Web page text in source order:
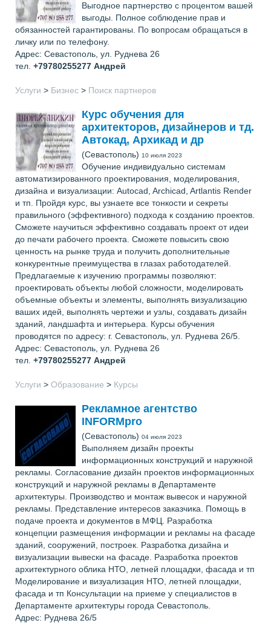
Выгодное партнерство с процентом вашей
выгоды. Полное соблюдение прав и
обязанностей гарантированы. По вопросам обращаться в
личку или по телефону.
Адрес: Севастополь, ул. Руднева 26
тел. +79780255277 Андрей
Услуги > Бизнес > Поиск партнеров
Курс обучения для
архитекторов, дизайнеров и тд.
Автокад, Архикад и др
(Севастополь) 10 июля 2023
Обучение индивидуально системам
автоматизированного проектирования, моделирования,
дизайна и визуализации: Autocad, Archicad, Artlantis Render
и тп. Пройдя курс, вы узнаете все тонкости и секреты
правильного (эффективного) подхода к созданию проектов.
Сможете научиться эффективно создавать проект от идеи
до печати рабочего проекта. Сможете повысить свою
ценность на рынке труда и получить дополнительные
конкурентные преимущества в глазах работодателей.
Предлагаемые к изучению программы позволяют:
проектировать объекты любой сложности, моделировать
объемные объекты и элементы, выполнять визуализацию
ваших идей, выполнять чертежи и узлы, создавать дизайн
зданий, ландшафта и интерьера. Курсы обучения
проводятся по адресу: г. Севастополь, ул. Руднева 26/5.
Адрес: Севастополь, ул. Руднева 26
тел. +79780255277 Андрей
Услуги > Образование > Курсы
Рекламное агентство
INFORMpro
(Севастополь) 04 июля 2023
Выполняем дизайн проекты
информационных конструкций и наружной
рекламы. Согласование дизайн проектов информационных
конструкций и наружной рекламы в Департаменте
архитектуры. Производство и монтаж вывесок и наружной
рекламы. Представление интересов заказчика. Помощь в
подаче проекта и документов в МФЦ. Разработка
концепции размещения информации и рекламы на фасаде
зданий, сооружений, построек. Разработка дизайна и
визуализации вывески на фасаде. Разработка проектов
архитектурного облика НТО, летней площадки, фасада и тп
Моделирование и визуализация НТО, летней площадки,
фасада и тп Консультации на приеме у специалистов в
Департаменте архитектуры города Севастополь.
Адрес: Руднева 26/5